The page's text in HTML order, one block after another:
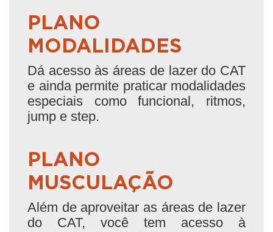
PLANO
MODALIDADES
Dá acesso às áreas de lazer do CAT
e ainda permite praticar modalidades
especiais como funcional, ritmos,
jump e step.
PLANO
MUSCULAÇÃO
Além de aproveitar as áreas de lazer
do CAT, você tem acesso à